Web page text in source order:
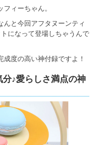
ィーちゃん。
と今回アフタヌーンティ
になって登場しちゃうんで
度の高い神付録ですよ！
♪愛らしさ満点の神